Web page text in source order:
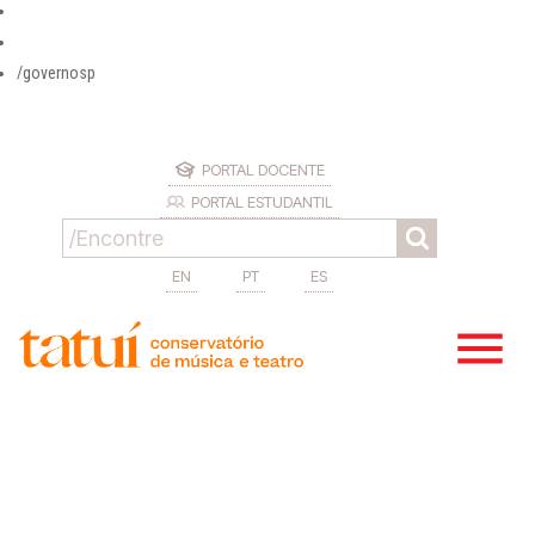
/governosp
PORTAL DOCENTE
PORTAL ESTUDANTIL
EN PT ES